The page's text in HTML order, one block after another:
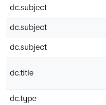
dc.subject
dc.subject
dc.subject
dc.title
dc.type